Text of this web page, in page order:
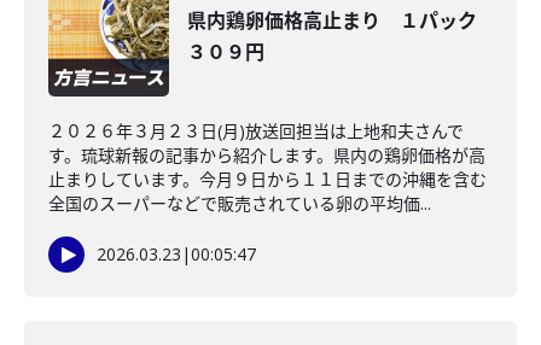
県内鶏卵価格高止まり １パック
３０９円
２０２６年３月２３日(月)放送回担当は上地和夫さんで
す。琉球新報の記事から紹介します。県内の鶏卵価格が高
止まりしています。今月９日から１１日までの沖縄を含む
全国のスーパーなどで販売されている卵の平均価...
2026.03.23 |00:05:47